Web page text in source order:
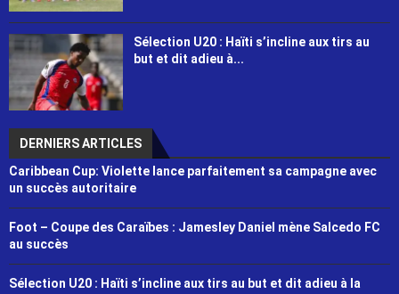
Sélection U20 : Haïti s’incline aux tirs au
but et dit adieu à...
DERNIERS ARTICLES
Caribbean Cup: Violette lance parfaitement sa campagne avec
un succès autoritaire
Foot – Coupe des Caraïbes : Jamesley Daniel mène Salcedo FC
au succès
Sélection U20 : Haïti s’incline aux tirs au but et dit adieu à la